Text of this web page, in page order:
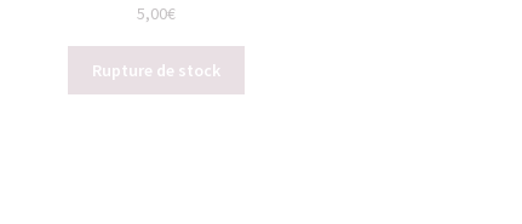
5,00€
Rupture de stock